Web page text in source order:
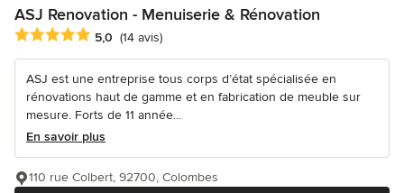
ASJ Renovation - Menuiserie & Rénovation
Note moyenne : 5 étoiles sur 5
5,0 (14 avis)
ASJ est une entreprise tous corps d’état spécialisée en
rénovations haut de gamme et en fabrication de meuble sur
mesure. Forts de 11 année...
En savoir plus
110 rue Colbert, 92700, Colombes